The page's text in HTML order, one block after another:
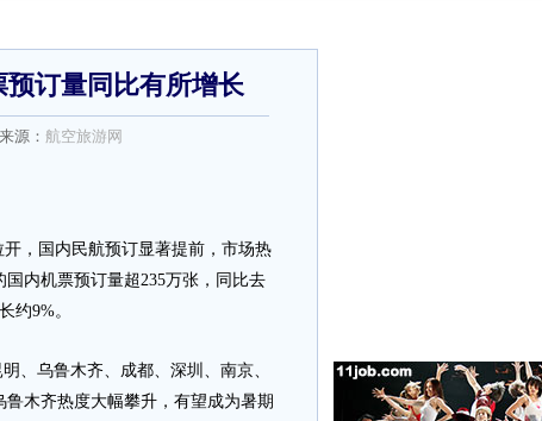
订量同比有所增长
源： 航空旅游网
，国内民航预订显著提前，市场热
内机票预订量超235万张，同比去
约9%。
乌鲁木齐、成都、深圳、南京、
木齐热度大幅攀升，有望成为暑期